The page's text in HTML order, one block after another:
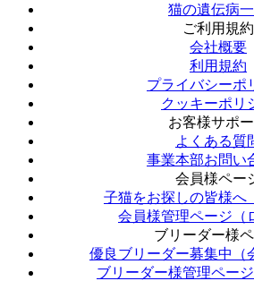
猫の遺伝病
ご利用規約
会社概要
利用規約
プライバシーポ
クッキーポリ
お客様サポー
よくある質
事業本部お問い
会員様ペー
子猫をお探しの皆様へ
会員様管理ページ（
ブリーダー様
優良ブリーダー募集中（
ブリーダー様管理ページ